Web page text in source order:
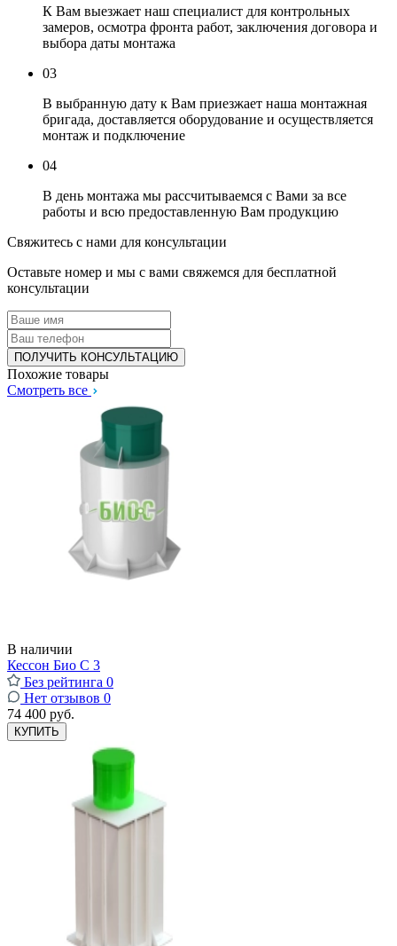
К Вам выезжает наш специалист для контрольных
замеров, осмотра фронта работ, заключения договора и
выбора даты монтажа
03
В выбранную дату к Вам приезжает наша монтажная
бригада, доставляется оборудование и осуществляется
монтаж и подключение
04
В день монтажа мы рассчитываемся с Вами за все
работы и всю предоставленную Вам продукцию
Свяжитесь с нами для консультации
Оставьте номер и мы с вами свяжемся для бесплатной
консультации
Похожие товары
Смотреть все
В наличии
Кессон Био С 3
Без рейтинга 0
Нет отзывов 0
74 400 руб.
КУПИТЬ